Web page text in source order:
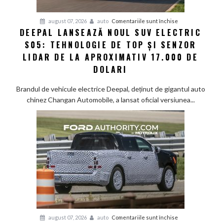
august 07, 2026 auto Comentariile sunt închise
Deepal
lansează
noul
senzor
LiDAR
de
la
aproximativ
17.000
de
DEEPAL LANSEAZĂ NOUL SUV ELECTRIC
S05: TEHNOLOGIE DE TOP ȘI SENZOR
LIDAR DE LA APROXIMATIV 17.000 DE
DOLARI
Brandul de vehicule electrice Deepal, deținut de gigantul auto
chinez Changan Automobile, a lansat oficial versiunea...
august 07, 2026 auto Comentariile sunt închise